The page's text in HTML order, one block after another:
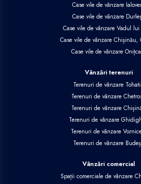
Case vile de vânzare
Case vile de vânzare
Case vile de vânzare Vadul lui
Case vile de vânzare Chișinău,
Case vile de vânzare
Vânzări terenuri
Terenuri de vânzare
Terenuri de vânzare
Terenuri de vânzare
Terenuri de vânzare
Terenuri de vânzare
Terenuri de vânzare
Vânzări comercial
Spații comerciale de vânzare